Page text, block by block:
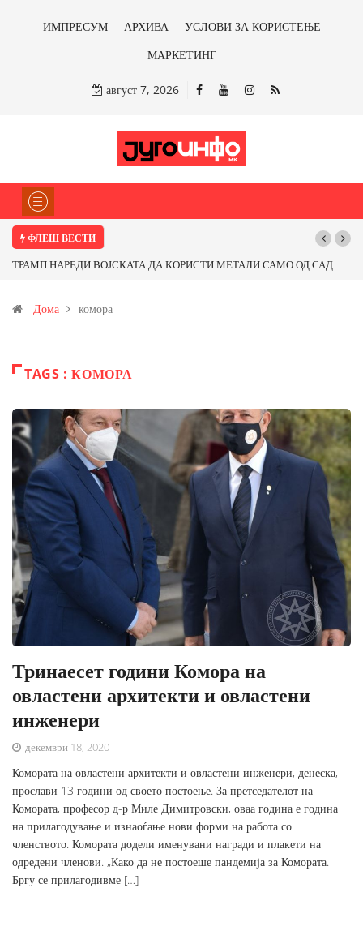
ИМПРЕСУМ АРХИВА
УСЛОВИ ЗА КОРИСТЕЊЕ
МАРКЕТИНГ
август 7, 2026
ФЛЕШ ВЕСТИ
МЕТАЛИ САМО ОД САД
Почнува реконструкцијата на улицата
Дома комора
TAGS : КОМОРА
Тринаесет години Комора на
овластени архитекти и овластени
инженери
декември 18, 2020
Комората на овластени архитекти и овластени инженери, денеска,
прослави 13 години од своето постоење. За претседателот на
Комората, професор д-р Миле Димитровски, оваа година е година
на прилагодување и изнаоѓање нови форми на работа со
членството. Комората додели именувани награди и плакети на
одредени членови. „Како да не постоеше пандемија за Комората.
Бргу се прилагодивме […]